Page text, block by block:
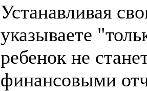
Устанавливая
указываете
ребенок не
финансовыми